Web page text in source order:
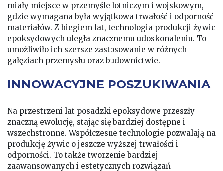
miały miejsce w przemyśle lotniczym i wojskowym,
gdzie wymagana była wyjątkowa trwałość i odporność
materiałów. Z biegiem lat, technologia produkcji żywic
epoksydowych uległa znacznemu udoskonaleniu. To
umożliwiło ich szersze zastosowanie w różnych
gałęziach przemysłu oraz budownictwie.
INNOWACYJNE POSZUKIWANIA
Na przestrzeni lat posadzki epoksydowe przeszły
znaczną ewolucję, stając się bardziej dostępne i
wszechstronne. Współczesne technologie pozwalają na
produkcję żywic o jeszcze wyższej trwałości i
odporności. To także tworzenie bardziej
zaawansowanych i estetycznych rozwiązań